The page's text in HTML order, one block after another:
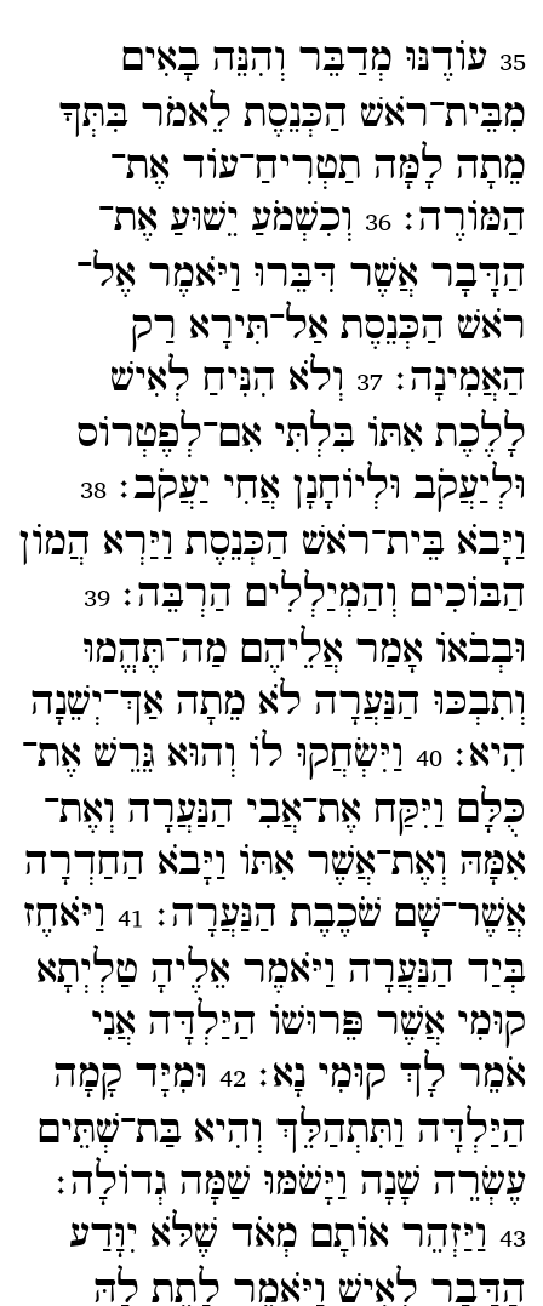
35 עוֹדֶנּוּ מְדַבֵּר וְהִנֵּה בָאִים
מִבֵּית־​רֹאשׁ הַכְּנֵסֶת לֵאמֹר בִּתְּךָ
מֵתָה לָמָּה תַטְרִיחַ־​עוֹד אֶת־​
הַמּוֹרֶה׃36 וְכִשְׁמֹעַ יֵשׁוּעַ אֶת־​
הַדָּבָר אֲשֶׁר דִּבֵּרוּ וַיֹּאמֶר אֶל־​
רֹאשׁ הַכְּנֵסֶת אַל־​תִּירָא רַק
הַאֲמִינָה׃37 וְלֹא הִנִּיחַ לְאִישׁ
לָלֶכֶת אִתּוֹ בִּלְתִּי אִם־​לְפֶטְרוֹס
וּלְיַעֲקֹב וּלְיוֹחָנָן אֲחִי יַעֲקֹב׃38
וַיָּבֹא בֵּית־​רֹאשׁ הַכְּנֵסֶת וַיַּרְא הֲמוֹן
הַבּוֹכִים וְהַמְיַלְלִים הַרְבֵּה׃39
וּבְבֹאוֹ אָמַר אֲלֵיהֶם מַה־​תֶּהֱמוּ
וְתִבְכּוּ הַנַּעֲרָה לֹא מֵתָה אַךְ־​יְשֵׁנָה
הִיא׃40 וַיִּשְׂחֲקוּ לוֹ וְהוּא גֵּרֵשׁ אֶת־​
כֻּלָּם וַיִּקַּח אֶת־​אֲבִי הַנַּעֲרָה וְאֶת־​
אִמָּהּ וְאֶת־​אֲשֶׁר אִתּוֹ וַיָּבֹא הַחַדְרָה
אֲשֶׁר־​שָׁם שֹׁכֶבֶת הַנַּעֲרָה׃ 41 וַיֹּאחֶז
בְּיַד הַנַּעֲרָה וַיֹּאמֶר אֵלֶיהָ טַלְיְתָא
קוּמִי אֲשֶׁר פֵּרוּשׁוֹ הַיַּלְדָּה אֲנִי
אֹמֵר לָךְ קוּמִי נָא׃42 וּמִיָּד קָמָה
הַיַּלְדָּה וַתִּתְהַלֵּךְ וְהִיא בַּת־​שְׁתֵּים
עֶשְׂרֵה שָׁנָה וַיָּשֹׁמּוּ שַׁמָּה גְדוֹלָה׃
43 וַיַּזְהֵר אוֹתָם מְאֹד שֶׁלֹּא יִוָּדַע
הַדָּבָר לְאִישׁ וַיֹּאמֶר לָתֵת לָהּ